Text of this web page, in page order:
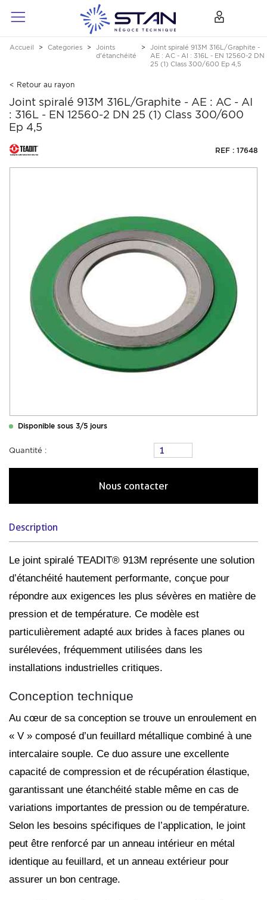
Accueil Categories
Joints
d'étanchéité
Joint spiralé 913M 316L/Graphite -
AE : AC - AI : 316L - EN 12560-2 DN
25 (1) Class 300/600 Ep 4,5
< Retour au rayon
Joint spiralé 913M 316L/Graphite - AE : AC - AI
: 316L - EN 12560-2 DN 25 (1) Class 300/600
Ep 4,5
REF : 17648
Disponible sous 3/5 jours
Quantité :
Nous contacter
Description
Le joint spiralé TEADIT® 913M représente une solution
d’étanchéité hautement performante, conçue pour
répondre aux exigences les plus sévères en matière de
pression et de température. Ce modèle est
particulièrement adapté aux brides à faces planes ou
surélevées, fréquemment utilisées dans les
installations industrielles critiques.
Conception technique
Au cœur de sa conception se trouve un enroulement en
« V » composé d’un feuillard métallique combiné à une
intercalaire souple. Ce duo assure une excellente
capacité de compression et de récupération élastique,
garantissant une étanchéité stable même en cas de
variations importantes de pression ou de température.
Selon les besoins spécifiques de l’application, le joint
peut être renforcé par un anneau intérieur en métal
identique au feuillard, et un anneau extérieur pour
assurer un bon centrage.